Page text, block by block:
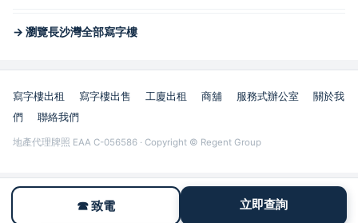
→ 瀏覽長沙灣全部寫字樓
寫字樓出租 寫字樓出售 工廈出租 商舖 服務式辦公室
關於我
們
聯絡我們
地產代理牌照 EAA C-056586 · Copyright © Regent Group
☎ 致電 立即查詢